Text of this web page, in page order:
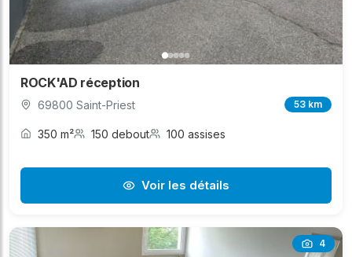
ROCK'AD réception
69800 Saint-Priest 53 km
350 m² 150 debout 100 assises
Voir les détails
4